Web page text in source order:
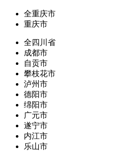
全重庆市
重庆市
全四川省
成都市
自贡市
攀枝花市
泸州市
德阳市
绵阳市
广元市
遂宁市
内江市
乐山市